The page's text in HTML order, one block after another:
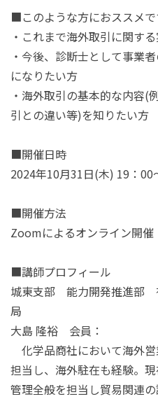
■このような方におススメで
・これまで海外取引に関す
・今後、診断士として事業
になりたい方
・海外取引の基本的な内容(
引との違い等)を知りたい方
■開催日時
2024年10月31日(木) 19 ： 00
■開催方法
Zoomによるオンライン開催
■講師プロフィール
城東支部 能力開発推進部
局
大島 隆裕 会員：
化学品商社において海外
担当し、海外駐在も経験。
管理全般を担当し貿易関連